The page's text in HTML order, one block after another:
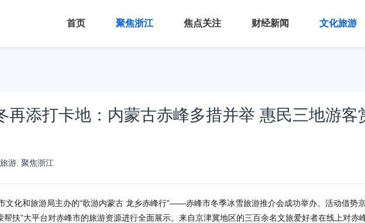
首页 聚焦浙江 焦点关注 财经新闻 文化旅游
再添打卡地：内蒙古赤峰多措并举 惠民三地游客
游 聚焦浙江
文化和旅游局主办的“歌游内蒙古 龙乡赤峰行”——赤峰市冬季冰雪旅游推介会成功举办。活动借势
帮扶”大平台对赤峰市的旅游资源进行全面展示。来自京津冀地区的三百余名文旅爱好者在线上对赤